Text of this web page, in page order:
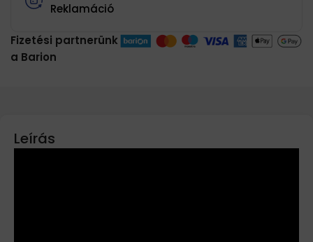
Reklamáció
Fizetési partnerünk
a Barion
Leírás